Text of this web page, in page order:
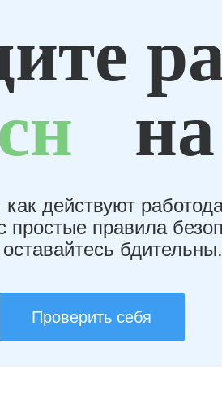
действуют
простые правила
бдительны.
Проверить себя